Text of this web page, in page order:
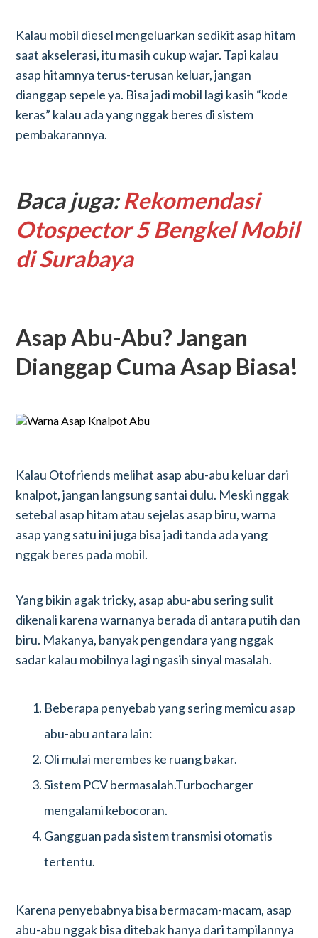
Kalau mobil diesel mengeluarkan sedikit asap hitam
saat akselerasi, itu masih cukup wajar. Tapi kalau
asap hitamnya terus-terusan keluar, jangan
dianggap sepele ya. Bisa jadi mobil lagi kasih “kode
keras” kalau ada yang nggak beres di sistem
pembakarannya.
Baca juga:Rekomendasi
Otospector 5 Bengkel Mobil
di Surabaya
Asap Abu-Abu? Jangan
Dianggap Cuma Asap Biasa!
Kalau Otofriends melihat asap abu-abu keluar dari
knalpot, jangan langsung santai dulu. Meski nggak
setebal asap hitam atau sejelas asap biru, warna
asap yang satu ini juga bisa jadi tanda ada yang
nggak beres pada mobil.
Yang bikin agak tricky, asap abu-abu sering sulit
dikenali karena warnanya berada di antara putih dan
biru. Makanya, banyak pengendara yang nggak
sadar kalau mobilnya lagi ngasih sinyal masalah.
Beberapa penyebab yang sering memicu asap
abu-abu antara lain:
Oli mulai merembes ke ruang bakar.
Sistem PCV bermasalah.Turbocharger
mengalami kebocoran.
Gangguan pada sistem transmisi otomatis
tertentu.
Karena penyebabnya bisa bermacam-macam, asap
abu-abu nggak bisa ditebak hanya dari tampilannya